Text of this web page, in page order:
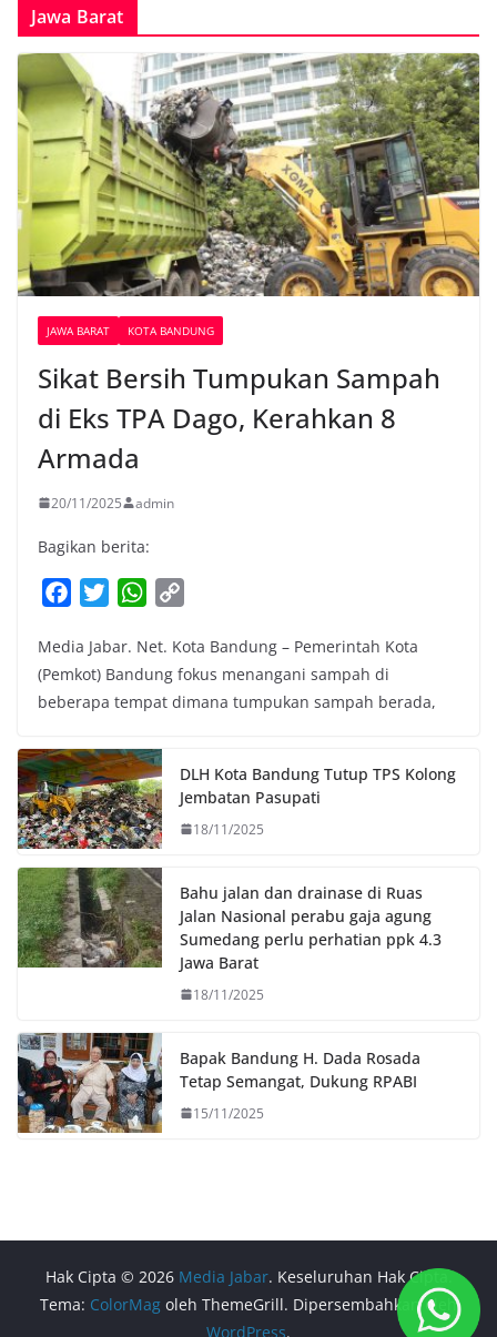
Jawa Barat
JAWA BARAT KOTA BANDUNG
Sikat Bersih Tumpukan Sampah
di Eks TPA Dago, Kerahkan 8
Armada
20/11/2025 admin
Bagikan berita:
c
e
b
o
k
i
t
t
r
W
a
t
s
p
p
p
y
L
n
k
Media Jabar. Net. Kota Bandung – Pemerintah Kota
(Pemkot) Bandung fokus menangani sampah di
beberapa tempat dimana tumpukan sampah berada,
DLH Kota Bandung Tutup TPS Kolong
Jembatan Pasupati
18/11/2025
Bahu jalan dan drainase di Ruas
Jalan Nasional perabu gaja agung
Sumedang perlu perhatian ppk 4.3
Jawa Barat
18/11/2025
Bapak Bandung H. Dada Rosada
Tetap Semangat, Dukung RPABI
15/11/2025
Hak Cipta © 2026 Media Jabar. Keseluruhan Hak Cipta.
Tema: ColorMag oleh ThemeGrill. Dipersembahkan oleh
WordPress.